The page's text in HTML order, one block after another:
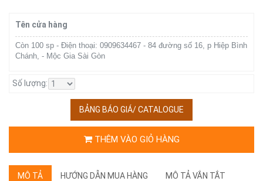
Tên cửa hàng
Còn 100 sp - Điện thoại: 0909634467 - 84 đường số 16, p Hiệp Bình
Chánh, - Mộc Gia Sài Gòn
Số lượng:
BẢNG BÁO GIÁ/ CATALOGUE
THÊM VÀO GIỎ HÀNG
MÔ TẢ HƯỚNG DẪN MUA HÀNG MÔ TẢ VẮN TẮT